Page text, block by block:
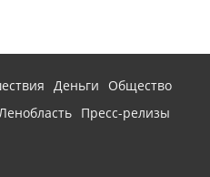
Деньги
Общество
Ленобласть Пресс-релизы